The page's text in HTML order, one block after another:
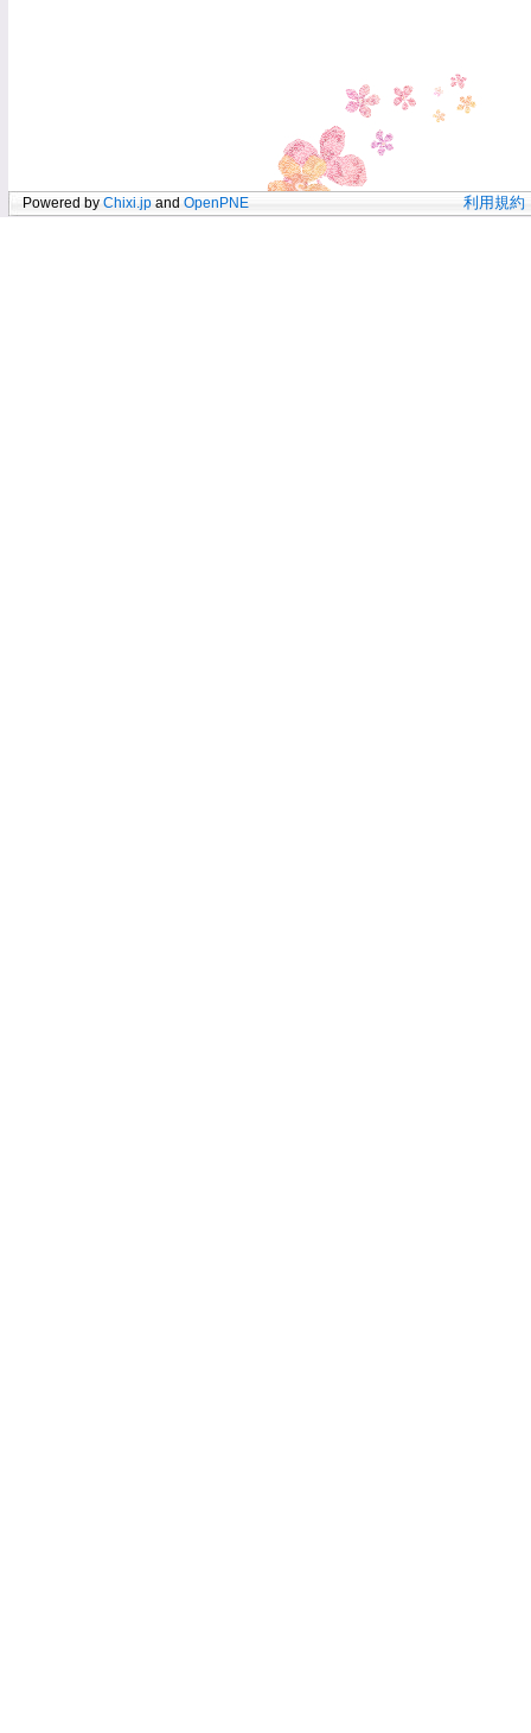
Powered by Chixi.jp and OpenPNE 利用規約